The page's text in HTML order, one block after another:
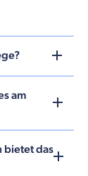
am
bietet das